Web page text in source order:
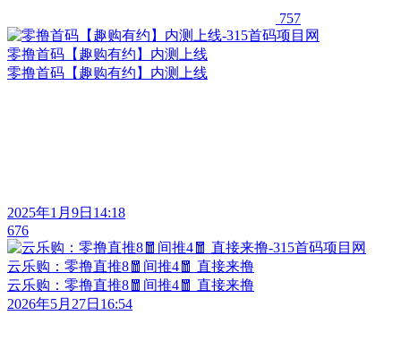
757
零撸首码【趣购有约】内测上线
零撸首码【趣购有约】内测上线
2025年1月9日14:18
676
云乐购：零撸直推8🧧间推4🧧 直接来撸
云乐购：零撸直推8🧧间推4🧧 直接来撸
2026年5月27日16:54